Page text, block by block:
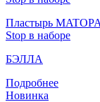
Пластырь
Stop в наборе
БЭЛЛА
Подробнее
Новинка